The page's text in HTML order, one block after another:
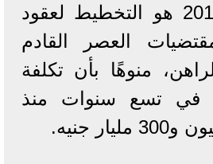
المصرية بعد 2014 هو التخطيط لعقود
العصر القادم
منوهًا بأن تكلفة
في تسع سنوات منذ